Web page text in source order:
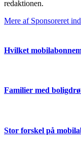
redaktionen.
Mere af Sponsoreret
Hvilket
Familier med
Stor forskel på